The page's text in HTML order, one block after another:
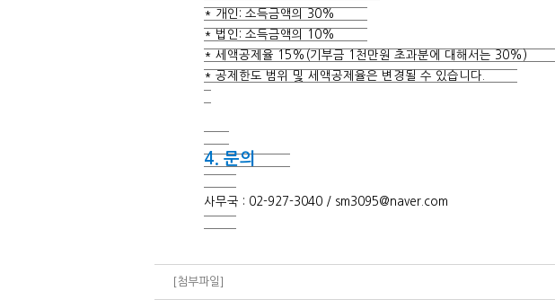
* 개인: 소득금액의 30%
* 법인: 소득금액의 10%
* 세액공제율 15%(기부금 1천만원 초과분에 대해서는 30%)
* 공제한도 범위 및 세액공제율은 변경될 수 있습니다.
4. 문의
사무국 : 02-927-3040 / sm3095@naver.com
[첨부파일]